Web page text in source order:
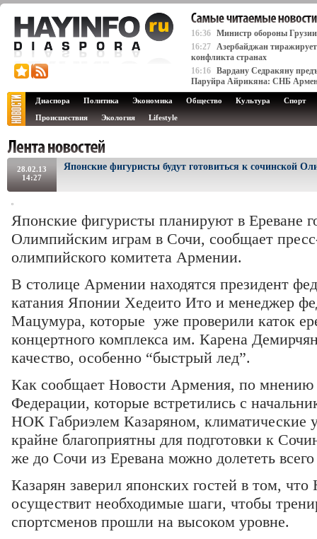
16:36 Министр обороны
16:27 Азербайджан
конфликта странах
16:16 Вардану Седракяну
Паруйра Айрикяна: СНБ
Диаспора Политика Экономика Общество Культура
Спорт
Происшествия
Экология Lifestyle
28.02.13
14:27
Японские фигуристы будут готовиться к сочинской
Японские фигуристы планируют в Ереване
Олимпийским играм в Сочи, сообщает
олимпийского комитета Армении.
В столице Армении находятся президент
катания Японии Хедеито Ито и менеджер
Мацумура, которые уже проверили каток
концертного комплекса им. Карена
качество, особенно “быстрый лед”.
Как сообщает Новости Армения, по мнению
Федерации, которые встретились с
НОК Габриэлем Казаряном, климатические
крайне благоприятны для подготовки к
же до Сочи из Еревана можно долететь всего
Казарян заверил японских гостей в том,
осуществит необходимые шаги, чтобы
спортсменов прошли на высоком уровне.